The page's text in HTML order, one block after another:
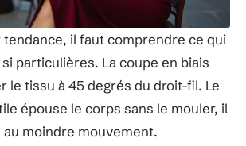
tendance, il faut comprendre ce qui
particulières. La coupe en biais
le tissu à 45 degrés du droit-fil. Le
épouse le corps sans le mouler, il
au moindre mouvement.